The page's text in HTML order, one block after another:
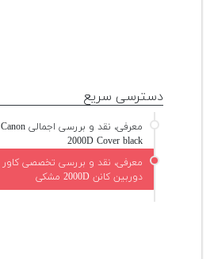
دسترسی سریع
معرفی، نقد و بررسی اجمالی Canon
2000D Cover black
معرفی، نقد و بررسی تخصصی کاور
دوربین کانن 2000D مشکی